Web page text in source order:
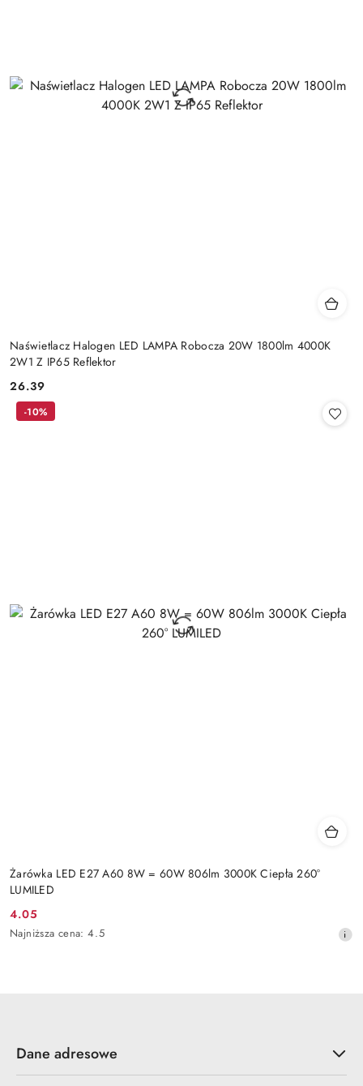
Naświetlacz Halogen LED LAMPA Robocza 20W 1800lm 4000K
2W1 Z IP65 Reflektor
Cena:
26.39
Żarówka LED E27 A60 8W = 60W 806lm 3000K Ciepła 260°
LUMILED
Cena
promocyjna:
4.05
Najniższa
Najniższa cena: 4.5
-10%
Dane adresowe